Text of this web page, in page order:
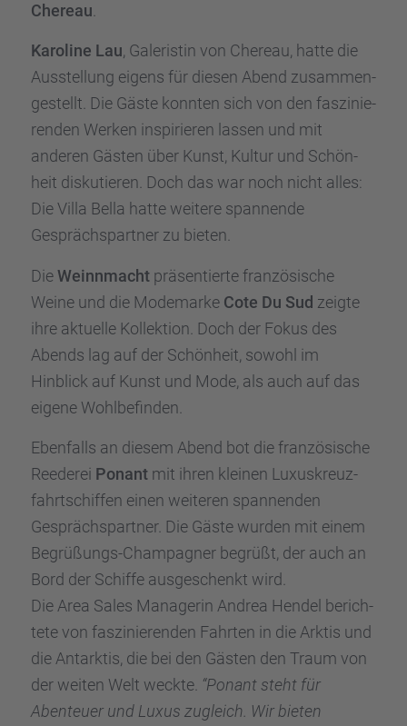
Chereau
Karoline Lau, Galeris­tin von Chereau, hatte die
Ausstel­lung eigens für diesen Abend zusam­men­
ge­stellt. Die Gäste konnten sich von den faszi­nie­
ren­den Werken inspi­rie­ren lassen und mit
anderen Gästen über Kunst, Kultur und Schön­
heit disku­tie­ren. Doch das war noch nicht alles:
Die Villa Bella hatte weitere spannende
Gesprächs­part­ner zu bieten.
DieWeinn­machtpräsen­tierte franzö­si­sche
Weine und die Modemarke Cote Du Sud zeigte
ihre aktuelle Kollek­tion. Doch der Fokus des
Abends lag auf der Schön­heit, sowohl im
Hinblick auf Kunst und Mode, als auch auf das
eigene Wohlbe­fin­den.
Ebenfalls an diesem Abend bot die franzö­si­sche
Reede­rei Ponantmit ihren kleinen Luxus­kreuz­
fahrt­schif­fen einen weite­ren spannen­den
Gesprächs­part­ner. Die Gäste wurden mit einem
Begrü­ßungs-Champa­gner begrüßt, der auch an
Bord der Schiffe ausge­schenkt wird.
Die Area Sales Manage­rin Andrea Hendel berich­
tete von faszi­nie­ren­den Fahrten in die Arktis und
die Antark­tis, die bei den Gästen den Traum von
der weiten Welt weckte. “Ponant steht für
Abenteuer und Luxus zugleich. Wir bieten